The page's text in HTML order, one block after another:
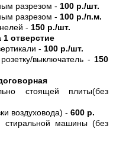
разрезом - 100 р./шт.
разрезом - 100 р./п.м.
- 150 р./шт.
1 отверстие
- 100 р./шт.
выключатель - 150
стоящей плиты(без
воздуховода) - 600 р.
стиральной машины (без